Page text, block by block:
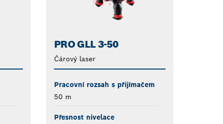
PRO GLL 3-50
Čárový laser
Pracovní rozsah s přijímačem
50 m
Přesnost nivelace